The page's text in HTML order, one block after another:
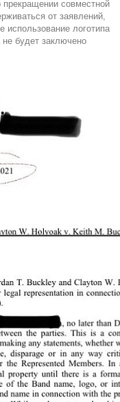
совместной
от заявлений,
использование логотипа
не будет заключено